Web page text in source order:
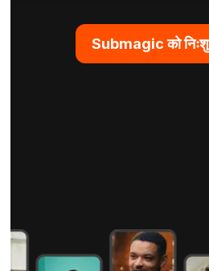
Submagic को